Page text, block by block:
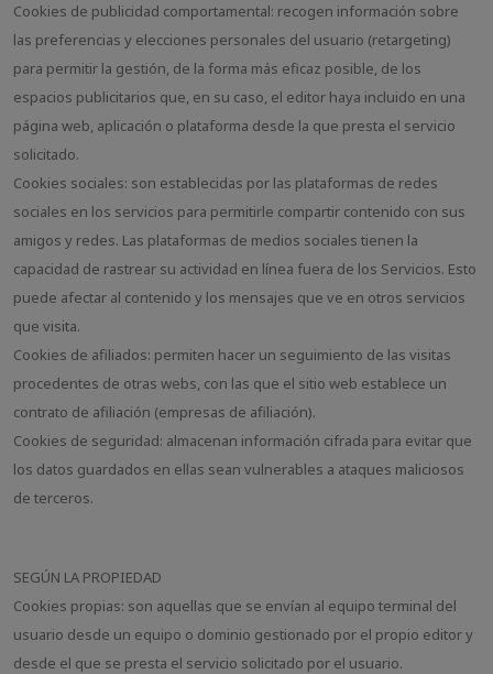
Cookies de publicidad comportamental: recogen información sobre
las preferencias y elecciones personales del usuario (retargeting)
para permitir la gestión, de la forma más eficaz posible, de los
espacios publicitarios que, en su caso, el editor haya incluido en una
página web, aplicación o plataforma desde la que presta el servicio
solicitado.
Cookies sociales: son establecidas por las plataformas de redes
sociales en los servicios para permitirle compartir contenido con sus
amigos y redes. Las plataformas de medios sociales tienen la
capacidad de rastrear su actividad en línea fuera de los Servicios. Esto
puede afectar al contenido y los mensajes que ve en otros servicios
que visita.
Cookies de afiliados: permiten hacer un seguimiento de las visitas
procedentes de otras webs, con las que el sitio web establece un
contrato de afiliación (empresas de afiliación).
Cookies de seguridad: almacenan información cifrada para evitar que
los datos guardados en ellas sean vulnerables a ataques maliciosos
de terceros.
SEGÚN LA PROPIEDAD
Cookies propias: son aquellas que se envían al equipo terminal del
usuario desde un equipo o dominio gestionado por el propio editor y
desde el que se presta el servicio solicitado por el usuario.